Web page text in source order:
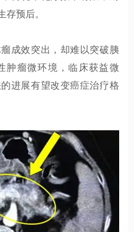
存预后。
成效突出，却难以突破胰
肿瘤微环境，临床获益微
进展有望改变癌症治疗格